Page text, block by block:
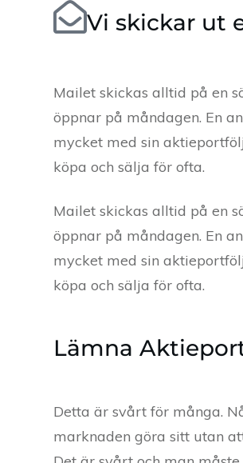
Vi skickar ut
Mailet skickas alltid på en
öppnar på måndagen. En
mycket med sin
köpa och sälja för ofta.
Mailet skickas alltid på en
öppnar på måndagen. En
mycket med sin
köpa och sälja för ofta.
Lämna
Detta är svårt för många.
marknaden göra sitt utan